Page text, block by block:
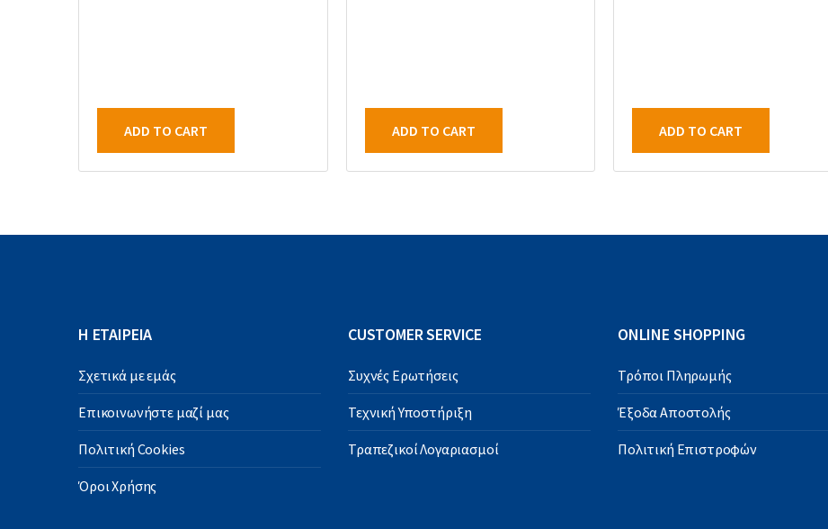
ADD TO CART ADD TO CART ADD TO CART
Η ΕΤΑΙΡΕΙΑ
Σχετικά με εμάς
Επικοινωνήστε μαζί μας
Πολιτική Cookies
Όροι Χρήσης
CUSTOMER SERVICE
Συχνές Ερωτήσεις
Τεχνική Υποστήριξη
Τραπεζικοί Λογαριασμοί
ONLINE SHOPPING
Τρόποι Πληρωμής
Έξοδα Αποστολής
Πολιτική Επιστροφών